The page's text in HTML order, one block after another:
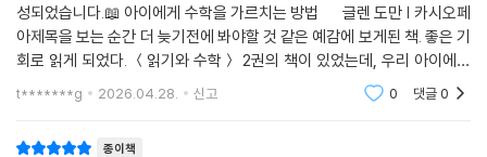
으로 진행하며, 원할 때 멈출 수 있는 자유를 보장한다면 학습 효과는 극대
화될 수 있다는 것이 그의 신념이었다.
아이에게 수학을 가르치는 5단계 방법과 연령별 학습 지침을 통해
성되었습니다.📖 아이에게 수학을 가르치는 방법 글렌 도만 | 카시오페
아제목을 보는 순간 더 늦기전에 봐야할 것 같은 예감에 보게된 책. 좋은 기
회로 읽게 되었다. ＜읽기와 수학＞ 2권의 책이 있었는데, 우리 아이에겐
읽기보다 수학이 지금 시기에 더 잘 맞을 것 같아 선택했다. 그런데 책 속에
t*******g 2026.04.28. 신고 0 댓글0
종이책